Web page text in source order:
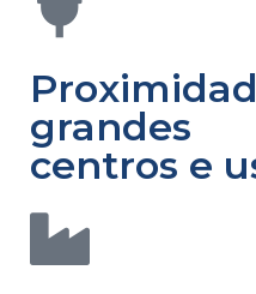
grandes
centros e